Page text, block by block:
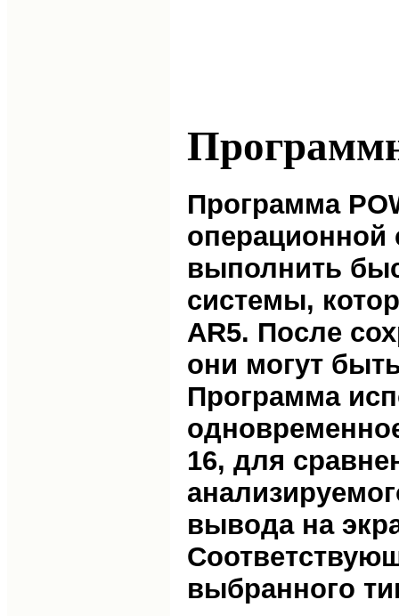
Программа
операционной
выполнить
системы,
AR5. После
они могут
Программа
16, для
вывода на
выбранного